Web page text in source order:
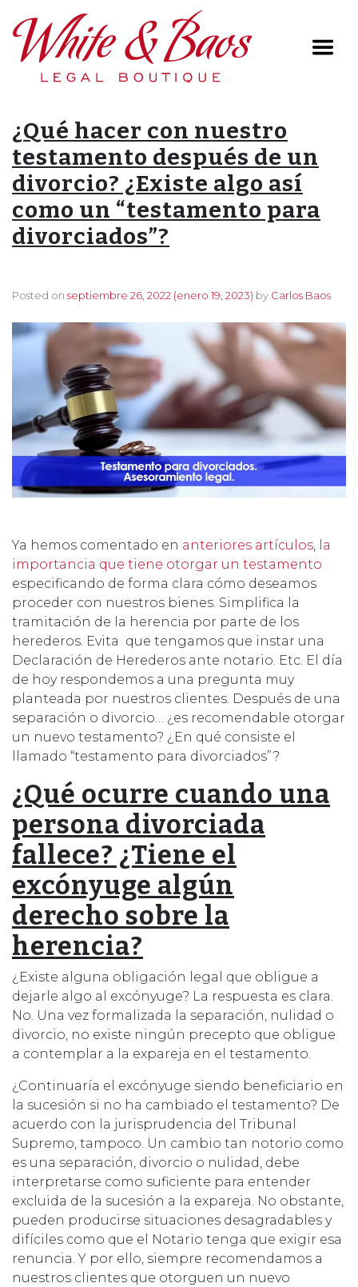
Main Navigation
¿Qué hacer con nuestro
testamento después de un
divorcio? ¿Existe algo así
como un “testamento para
divorciados”?
Posted on septiembre 26, 2022 (enero 19, 2023) by Carlos Baos
Ya hemos comentado en anteriores artículos
la
importancia que tiene otorgar un testamento
especificando de forma clara cómo deseamos
proceder con nuestros bienes. Simplifica la
tramitación de la herencia por parte de los
herederos. Evita que tengamos que instar una
Declaración de Herederos ante notario. Etc. El día
de hoy respondemos a una pregunta muy
planteada por nuestros clientes. Después de una
separación o divorcio… ¿es recomendable otorgar
un nuevo testamento? ¿En qué consiste el
llamado “testamento para divorciados”?
¿Qué ocurre cuando una
persona divorciada
fallece? ¿Tiene el
excónyuge algún
derecho sobre la
herencia?
¿Existe alguna obligación legal que obligue a
dejarle algo al excónyuge? La respuesta es clara.
No. Una vez formalizada la separación, nulidad o
divorcio, no existe ningún precepto que obligue
a contemplar a la expareja en el testamento.
¿Continuaría el excónyuge siendo beneficiario en
la sucesión si no ha cambiado el testamento? De
acuerdo con la jurisprudencia del Tribunal
Supremo, tampoco. Un cambio tan notorio como
es una separación, divorcio o nulidad, debe
interpretarse como suficiente para entender
excluida de la sucesión a la expareja. No obstante,
pueden producirse situaciones desagradables y
difíciles como que el Notario tenga que exigir esa
renuncia. Y por ello, siempre recomendamos a
nuestros clientes que otorguen un nuevo